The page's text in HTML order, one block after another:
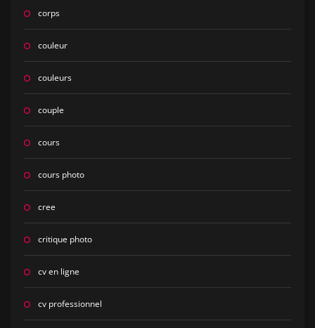
corps
couleur
couleurs
couple
cours
cours photo
cree
critique photo
cv en ligne
cv professionnel